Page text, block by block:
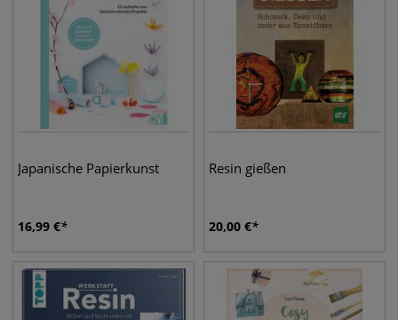
Japanische Papierkunst
16,99 €
Resin gießen
20,00 €